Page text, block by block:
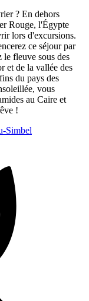
? En dehors
Rouge, l'Égypte
lors d'excursions.
ce séjour par
le fleuve sous des
et de la vallée des
du pays des
vous
au Caire et
!
Simbel